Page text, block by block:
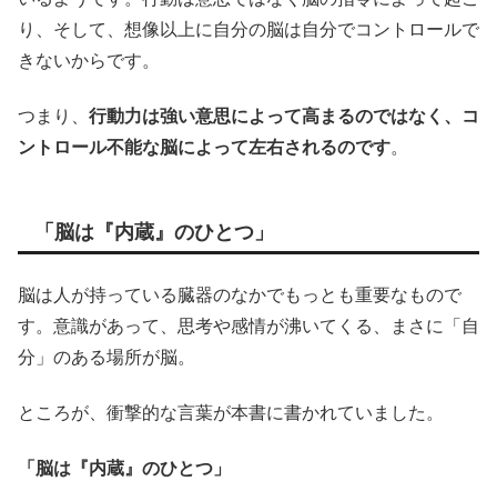
り、そして、想像以上に自分の脳は自分でコントロールで
きないからです。
つまり、 行動力は強い意思によって高まるのではなく、コ
ントロール不能な脳によって左右されるのです。
「脳は『内蔵』のひとつ」
脳は人が持っている臓器のなかでもっとも重要なもので
す。意識があって、思考や感情が沸いてくる、まさに「自
分」のある場所が脳。
ところが、衝撃的な言葉が本書に書かれていました。
「脳は『内蔵』のひとつ」